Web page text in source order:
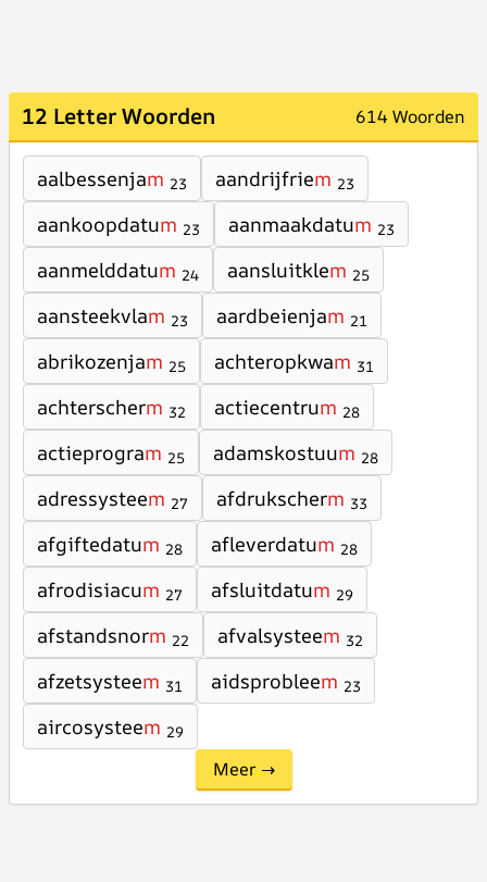
12 Letter Woorden 614 Woorden
aalbessenjam 23 aandrijfriem 23
aankoopdatum 23 aanmaakdatum 23
aanmelddatum 24 aansluitklem 25
aansteekvlam 23 aardbeienjam 21
abrikozenjam 25 achteropkwam 31
achterscherm 32 actiecentrum 28
actieprogram 25 adamskostuum 28
adressysteem 27 afdrukscherm 33
afgiftedatum 28 afleverdatum 28
afrodisiacum 27 afsluitdatum 29
afstandsnorm 22 afvalsysteem 32
afzetsysteem 31 aidsprobleem 23
aircosysteem 29
Meer →